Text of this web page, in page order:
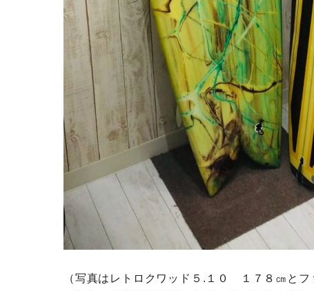
（写真はレトロクワッド５.１０ １７８㎝と